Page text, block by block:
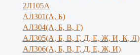
2Л105А
АЛ301(А, Б)
AЛ304(А, Б, В, Г)
АЛ305(А, Б, В, Г, Д, Е, Ж, И, К, Л)
AЛ306(A, Б, В, Г, Д, Е, Ж, И)